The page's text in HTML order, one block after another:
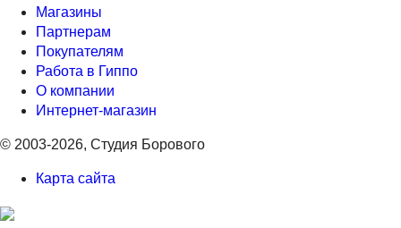
Магазины
Партнерам
Покупателям
Работа в Гиппо
О компании
Интернет-магазин
© 2003-2026, Студия Борового
Карта сайта